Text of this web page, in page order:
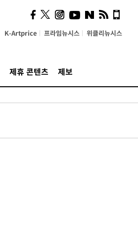
K-Artprice 프라임뉴시스 위클리뉴시스
제휴 콘텐츠 제보